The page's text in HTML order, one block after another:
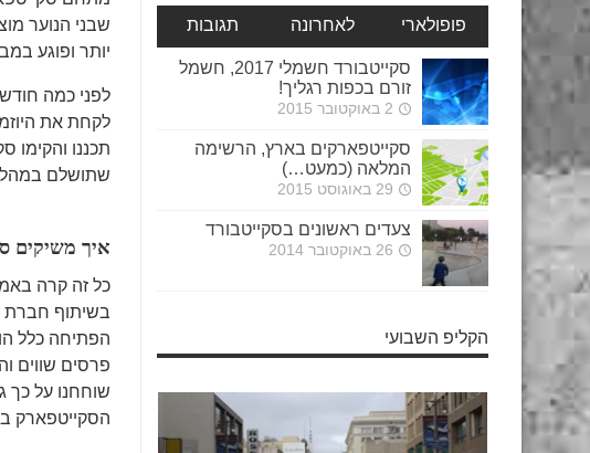
שבני הנוער
יותר ופוגע
לפני כמה
לקחת את
תכננו והקימו
שתושלם
איך משיקים
כל זה קרה
בשיתוף חברת
הפתיחה כלל
פרסים שווים
שוחחנו על כך
הסקייטפארק
פופולארי לאחרונה תגובות
סקייטבורד חשמלי 2017, חשמל
זורם בכפות רגליך!
2 באוקטובר 2015
סקייטפארקים בארץ, הרשימה
המלאה (כמעט…)
29 באוגוסט 2015
צעדים ראשונים בסקייטבורד
26 באוקטובר 2014
הקליפ השבועי